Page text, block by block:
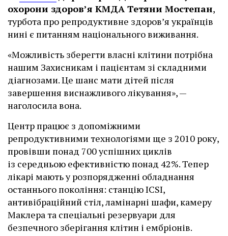
охорони здоров’я КМДА Тетяни Мостепан,
турбота про репродуктивне здоров’я українців
нині є питанням національного виживання.
«Можливість зберегти власні клітини потрібна
нашим Захисникам і пацієнтам зі складними
діагнозами. Це шанс мати дітей після
завершення виснажливого лікування», —
наголосила вона.
Центр працює з допоміжними
репродуктивними технологіями ще з 2010 року,
провівши понад 700 успішних циклів
із середньою ефективністю понад 42%. Тепер
лікарі мають у розпорядженні обладнання
останнього покоління: станцію ІCSI,
антивібраційний стіл, ламінарні шафи, камеру
Маклера та спеціальні резервуари для
безпечного зберігання клітин і ембріонів.